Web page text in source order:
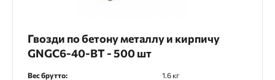
Гвозди по бетону металлу и кирпичу
GNGC6-40-BT - 500 шт
Вес брутто: 1.6 кг